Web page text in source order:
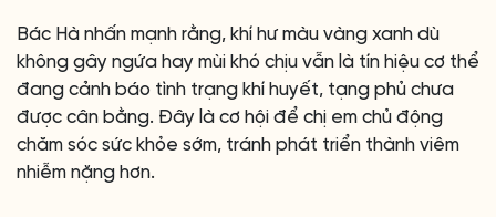
Bác Hà nhấn mạnh rằng, khí hư màu vàng xanh dù
không gây ngứa hay mùi khó chịu vẫn là tín hiệu cơ thể
đang cảnh báo tình trạng khí huyết, tạng phủ chưa
được cân bằng. Đây là cơ hội để chị em chủ động
chăm sóc sức khỏe sớm, tránh phát triển thành viêm
nhiễm nặng hơn.